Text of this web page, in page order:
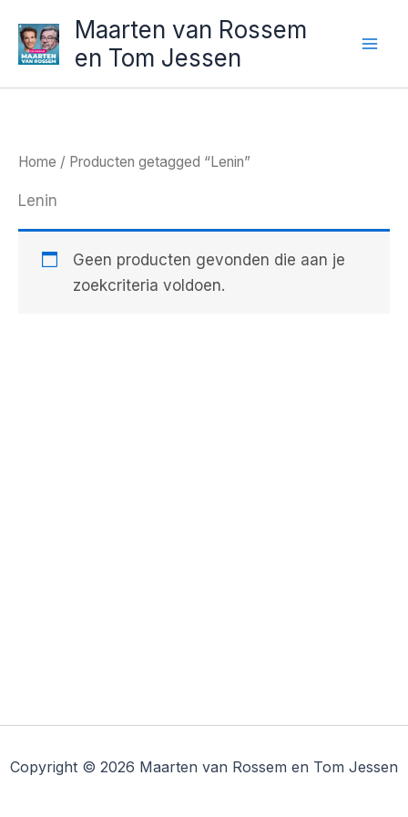
naar
inhoud
Maarten van Rossem
en Tom Jessen
Home / Producten getagged “Lenin”
Lenin
Geen producten gevonden die aan je
zoekcriteria voldoen.
Copyright © 2026 Maarten van Rossem en Tom Jessen